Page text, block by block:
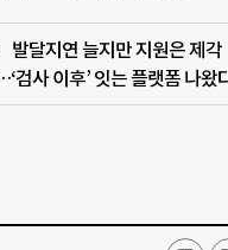
발달지연 늘지만 지원은 제각
검사 이후’ 잇는 플랫폼 나왔